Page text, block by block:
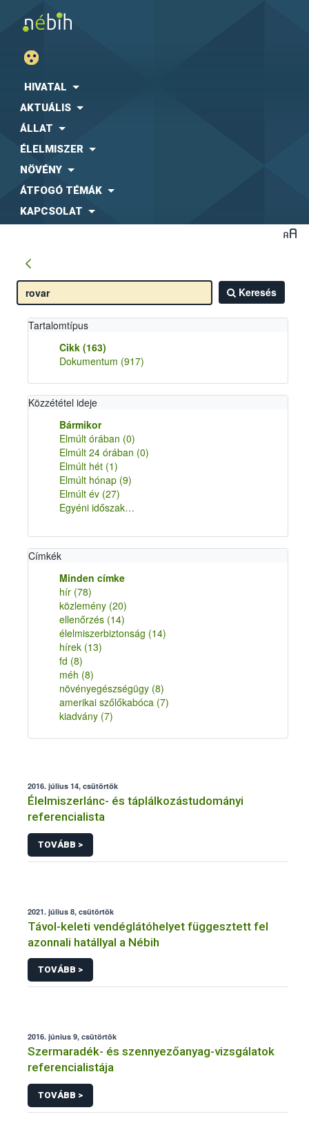
HIVATAL
AKTUÁLIS
ÁLLAT
ÉLELMISZER
NÖVÉNY
ÁTFOGÓ TÉMÁK
KAPCSOLAT
Keresés
Tartalomtípus
Cikk (163)
Dokumentum (917)
Közzététel ideje
Bármikor
Elmúlt órában (0)
Elmúlt 24 órában (0)
Elmúlt hét (1)
Elmúlt hónap (9)
Elmúlt év (27)
Egyéni időszak…
Címkék
Minden címke
hír (78)
közlemény (20)
ellenőrzés (14)
élelmiszerbiztonság (14)
hírek (13)
fd (8)
méh (8)
növényegészségügy (8)
amerikai szőlőkabóca (7)
kiadvány (7)
2016. július 14, csütörtök
Élelmiszerlánc- és táplálkozástudományi
referencialista
TOVÁBB >
2021. július 8, csütörtök
Távol-keleti vendéglátóhelyet függesztett fel
azonnali hatállyal a Nébih
TOVÁBB >
2016. június 9, csütörtök
Szermaradék- és szennyezőanyag-vizsgálatok
referencialistája
TOVÁBB >